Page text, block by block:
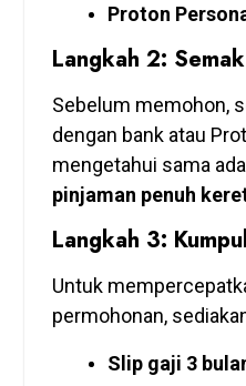
Proton
Langkah 2:
Sebelum memohon,
dengan bank atau
mengetahui sama
pinjaman penuh
Langkah 3:
Untuk
permohonan,
Slip gaji 3